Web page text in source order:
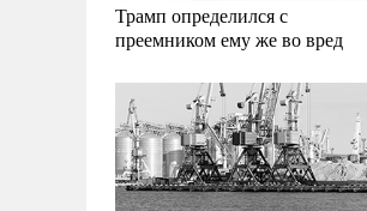
Трамп определился с
преемником ему же во вред